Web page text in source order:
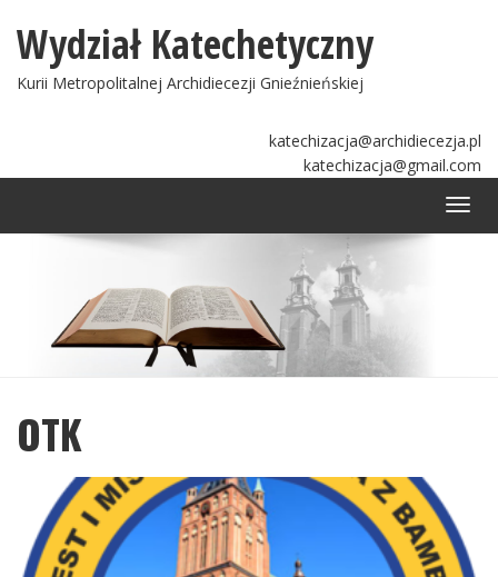
Wydział Katechetyczny
Kurii Metropolitalnej Archidiecezji Gnieźnieńskiej
katechizacja@archidiecezja.pl
katechizacja@gmail.com
OTK